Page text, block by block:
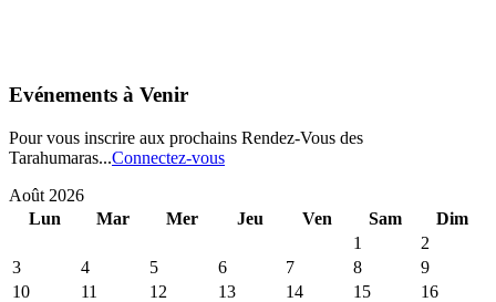
Evénements à Venir
Pour vous inscrire aux prochains Rendez-Vous des
Tarahumaras...Connectez-vous
Août 2026
Lun
Mar Mer Jeu Ven Sam
Dim
1
2
3
4 5 6 7 8
9
10
11 12 13 14 15
16